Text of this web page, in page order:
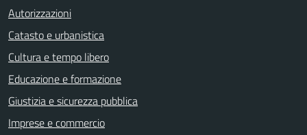
Autorizzazioni
Catasto e urbanistica
Cultura e tempo libero
Educazione e formazione
Giustizia e sicurezza pubblica
Imprese e commercio